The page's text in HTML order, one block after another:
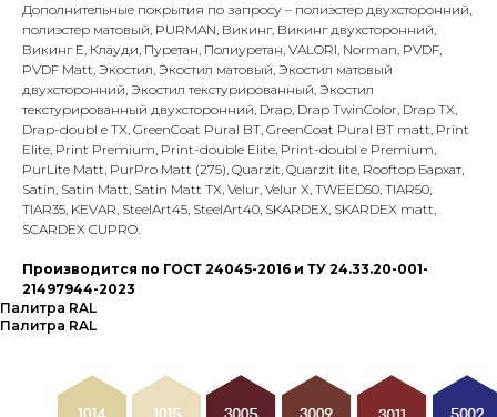
Дополнительные покрытия по запросу – полиэстер двухсторонний,
полиэстер матовый, PURMAN, Викинг, Викинг двухсторонний,
Викинг Е, Клауди, Пуретан, Полиуретан, VALORI, Norman, PVDF,
PVDF Matt, Экостил, Экостил матовый, Экостил матовый
двухсторонний, Экостил текстурированный, Экостил
текстурированный двухсторонний, Drap, Drap TwinColor, Drap TX,
Drap-doubl e TX, GreenCoat Pural BT, GreenCoat Pural BT matt, Print
Elite, Print Premium, Print-double Elite, Print-doubl e Premium,
PurLite Matt, PurPro Matt (275), Quarzit, Quarzit lite, Rooftop Бархат,
Satin, Satin Matt, Satin Matt TX, Velur, Velur X, TWEED50, TIAR50,
TIAR35, KEVAR, SteelArt45, SteelArt40, SKARDEX, SKARDEX matt,
SCARDEX CUPRO.
Производится по ГОСТ 24045-2016 и ТУ 24.33.20-001-
21497944-2023
Палитра RAL
Палитра RAL